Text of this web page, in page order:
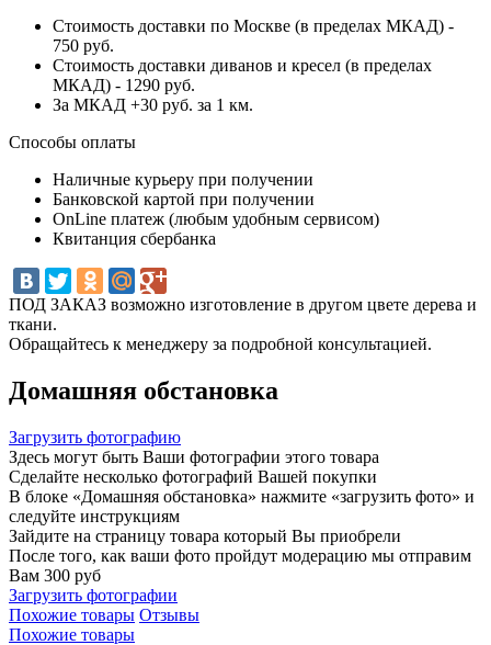
Стоимость доставки по Москве (в пределах МКАД) -
750 руб.
Стоимость доставки диванов и кресел (в пределах
МКАД) - 1290 руб.
За МКАД +30 руб. за 1 км.
Способы оплаты
Наличные курьеру при получении
Банковской картой при получении
OnLine платеж (любым удобным сервисом)
Квитанция сбербанка
ПОД ЗАКАЗ возможно изготовление в другом цвете дерева и
ткани.
Обращайтесь к менеджеру за подробной консультацией.
Домашняя обстановка
Загрузить фотографию
Здесь могут быть Ваши фотографии этого товара
Сделайте несколько фотографий Вашей покупки
В блоке «Домашняя обстановка» нажмите «загрузить фото» и
следуйте инструкциям
Зайдите на страницу товара который Вы приобрели
После того, как ваши фото пройдут модерацию мы отправим
Вам 300 руб
Загрузить фотографии
Похожие товары Отзывы
Похожие товары